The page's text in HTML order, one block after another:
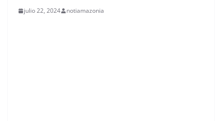
julio 22, 2024 notiamazonia